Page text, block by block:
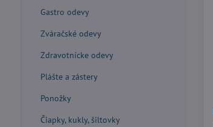
Gastro odevy
Zváračské odevy
Zdravotnícke odevy
Plášte a zástery
Ponožky
Čiapky, kukly, šiltovky